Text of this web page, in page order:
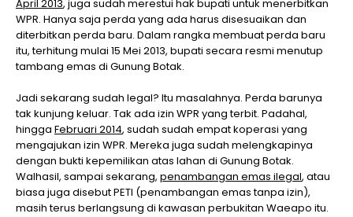
April 2013, juga sudah merestui hak bupati untuk menerbitkan
WPR. Hanya saja perda yang ada harus disesuaikan dan
diterbitkan perda baru. Dalam rangka membuat perda baru
itu, terhitung mulai 15 Mei 2013, bupati secara resmi menutup
tambang emas di Gunung Botak.
Jadi sekarang sudah legal? Itu masalahnya. Perda barunya
tak kunjung keluar. Tak ada izin WPR yang terbit. Padahal,
hingga Februari 2014, sudah sudah empat koperasi yang
mengajukan izin WPR. Mereka juga sudah melengkapinya
dengan bukti kepemilikan atas lahan di Gunung Botak.
Walhasil, sampai sekarang, penambangan emas ilegal, atau
biasa juga disebut PETI (penambangan emas tanpa izin),
masih terus berlangsung di kawasan perbukitan Waeapo itu.